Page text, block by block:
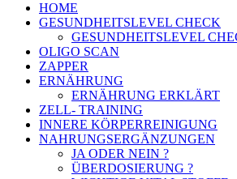
HOME
GESUNDHEITSLEVEL CHECK
GESUNDHEITSLEVEL
OLIGO SCAN
ZAPPER
ERNÄHRUNG
ERNÄHRUNG ERKLÄRT
ZELL- TRAINING
INNERE KÖRPERREINIGUNG
NAHRUNGSERGÄNZUNGEN
JA ODER NEIN ?
ÜBERDOSIERUNG ?